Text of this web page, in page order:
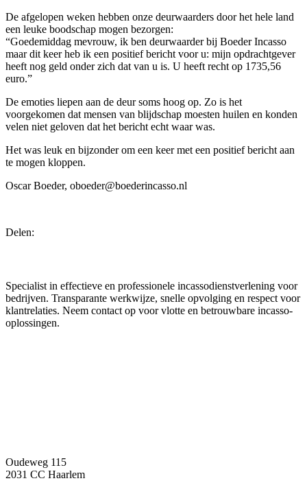
De afgelopen weken hebben onze deurwaarders door het hele land
een leuke boodschap mogen bezorgen:
“Goedemiddag mevrouw, ik ben deurwaarder bij Boeder Incasso
maar dit keer heb ik een positief bericht voor u: mijn opdrachtgever
heeft nog geld onder zich dat van u is. U heeft recht op 1735,56
euro.”
De emoties liepen aan de deur soms hoog op. Zo is het
voorgekomen dat mensen van blijdschap moesten huilen en konden
velen niet geloven dat het bericht echt waar was.
Het was leuk en bijzonder om een keer met een positief bericht aan
te mogen kloppen.
Oscar Boeder, oboeder@boederincasso.nl
Delen:
Specialist in effectieve en professionele incassodienstverlening voor
bedrijven. Transparante werkwijze, snelle opvolging en respect voor
klantrelaties. Neem contact op voor vlotte en betrouwbare incasso-
oplossingen.
Oudeweg 115
2031 CC Haarlem